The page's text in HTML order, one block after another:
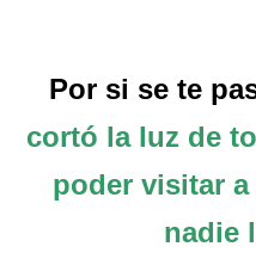
Por si se te
cortó la luz de
poder visitar
nadie